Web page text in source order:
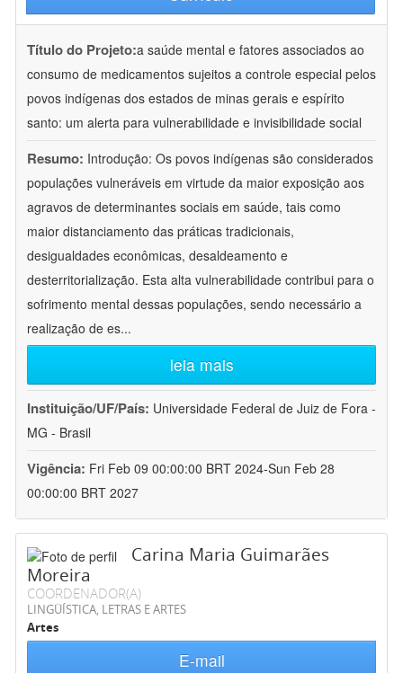
Título do Projeto:a saúde mental e fatores associados ao
consumo de medicamentos sujeitos a controle especial pelos
povos indígenas dos estados de minas gerais e espírito
santo: um alerta para vulnerabilidade e invisibilidade social
Resumo: Introdução: Os povos indígenas são considerados
populações vulneráveis em virtude da maior exposição aos
agravos de determinantes sociais em saúde, tais como
maior distanciamento das práticas tradicionais,
desigualdades econômicas, desaldeamento e
desterritorialização. Esta alta vulnerabilidade contribui para o
sofrimento mental dessas populações, sendo necessário a
realização de es...
leia mais
Instituição/UF/País: Universidade Federal de Juiz de Fora -
MG - Brasil
Vigência: Fri Feb 09 00:00:00 BRT 2024-Sun Feb 28
00:00:00 BRT 2027
Carina Maria Guimarães
Moreira
COORDENADOR(A)
LINGÜÍSTICA, LETRAS E ARTES
Artes
E-mail